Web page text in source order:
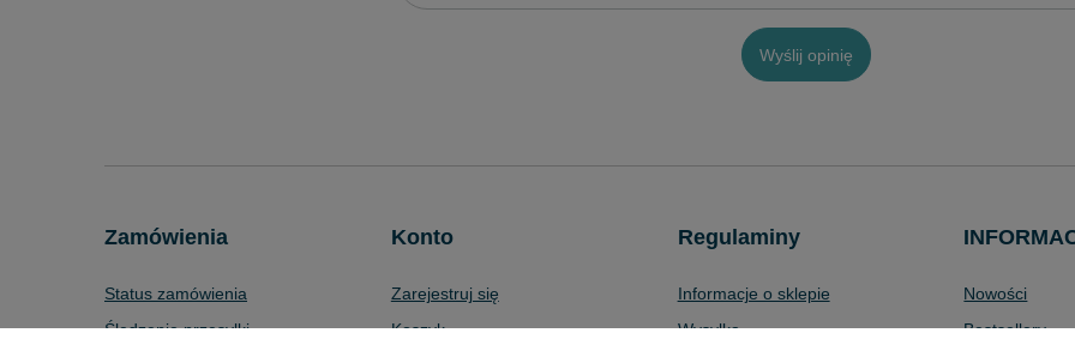
Wyślij opinię
Zamówienia
Status zamówienia
Śledzenie przesyłki
Konto
Zarejestruj się
Koszyk
Regulaminy
Informacje o sklepie
Wysyłka
Nowości
Bestsellery